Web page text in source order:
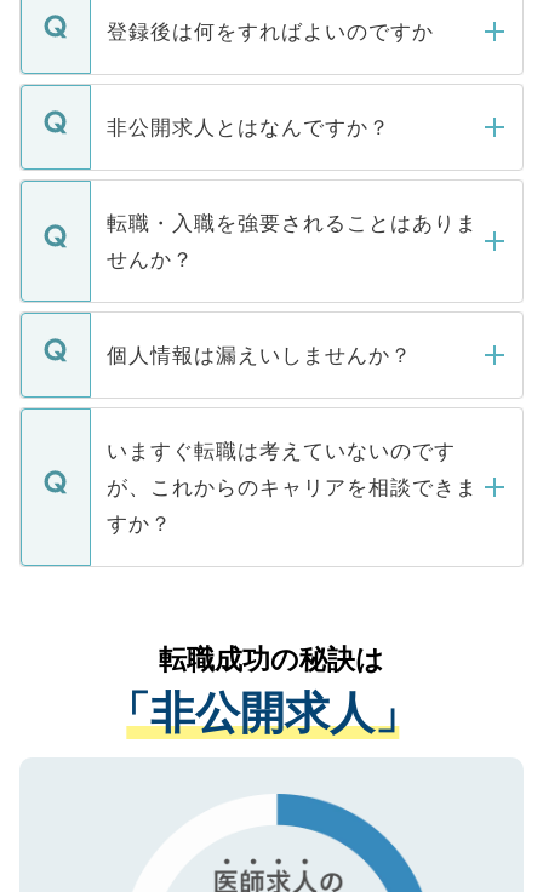
登録後は何をすればよいのですか
ご登録いただきましたら、弊社担当者がご
登録内容を確認し、その後メールもしくは
ます。通常、5営業日以内にはご連絡をせて
いただきますので、しばらくお待ちくださ
非公開求人とはなんですか？
マイナビDOCTORで取り扱っている求人の
うち約3割は、Webサイトからご覧いただ
けない「非公開求人」です。非公開求人は
下記の理由によって、一般には公開してい
ません。
■応募殺到を避けるため 人気のある医療機
関を公にしてしまうと、応募が殺到する場
に、医療機関が求める条件に合った人材の
みを人材紹介会社に依頼するケースが増え
ています。
転職・入職を強要されることはありま
せんか？
転職・入職を強要することは一切ありませ
ん。また、仮に応募先から内定をいただい
定を承諾する必要はありません。内定先へ
の辞退の連絡はキャリアパートナーが行い
個人情報は漏えいしませんか？
個人情報が漏えいすることはありませんの
で、ご安心ください。当サイトからの登録
などで収集したご登録者様の個人情報は、
ご本人のキャリアアップおよび転職活動の
支援を目的に使用いたします。お預かりし
ているすべての個人データはご本人の許可
は、個人情報の取り扱いについての厳密な
管理基準を満たした事業者のみに付与され
る、プライバシーマークを取得済みです。
で、機密保持に関してもご安心ください。
いますぐ転職は考えていないのです
が、これからのキャリアを相談できま
すか？
かがいして、現在の医療機関の状況や紹介
経験をまじえながら、適切なアドバイスを
させていただきます。すぐにご転職をされ
ない方には、長期的なサポートが可能です
ので、まずはご登録ください。
転職成功の秘訣は
「非公開求人」